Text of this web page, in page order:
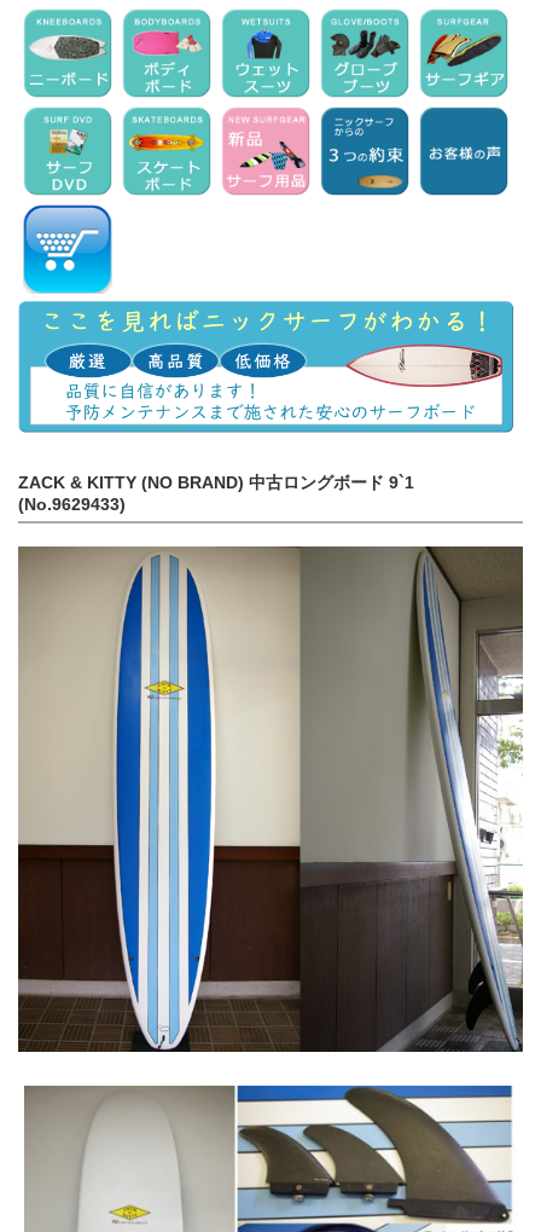
ZACK & KITTY (NO BRAND) 中古ロングボード 9`1
(No.9629433)